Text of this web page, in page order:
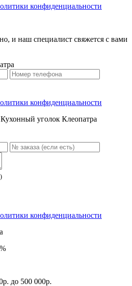
конфиденциальности
и наш специалист свяжется с вами
конфиденциальности
уголок Клеопатра
конфиденциальности
до 500 000р.